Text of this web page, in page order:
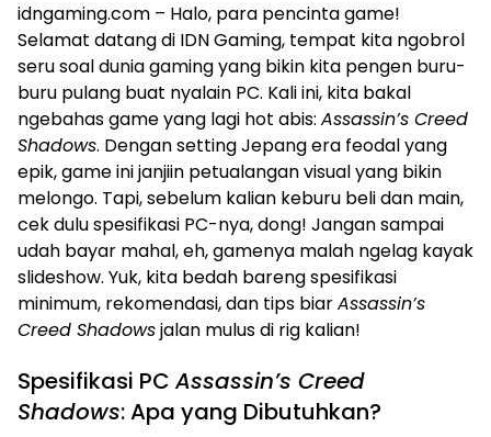
idngaming.com – Halo, para pencinta game!
Selamat datang di IDN Gaming, tempat kita ngobrol
seru soal dunia gaming yang bikin kita pengen buru-
buru pulang buat nyalain PC. Kali ini, kita bakal
ngebahas game yang lagi hot abis: Assassin’s Creed
Shadows. Dengan setting Jepang era feodal yang
epik, game ini janjiin petualangan visual yang bikin
melongo. Tapi, sebelum kalian keburu beli dan main,
cek dulu spesifikasi PC-nya, dong! Jangan sampai
udah bayar mahal, eh, gamenya malah ngelag kayak
slideshow. Yuk, kita bedah bareng spesifikasi
minimum, rekomendasi, dan tips biarAssassin’s
Creed Shadowsjalan mulus di rig kalian!
Spesifikasi PCAssassin’s Creed
Shadows: Apa yang Dibutuhkan?